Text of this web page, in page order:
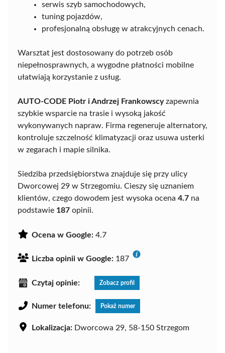
serwis szyb samochodowych,
tuning pojazdów,
profesjonalną obsługę w atrakcyjnych cenach.
Warsztat jest dostosowany do potrzeb osób
niepełnosprawnych, a wygodne płatności mobilne
ułatwiają korzystanie z usług.
AUTO-CODE Piotr i Andrzej Frankowscyzapewnia
szybkie wsparcie na trasie i wysoką jakość
wykonywanych napraw. Firma regeneruje alternatory,
kontroluje szczelność klimatyzacji oraz usuwa usterki
w zegarach i mapie silnika.
Siedziba przedsiębiorstwa znajduje się przy ulicy
Dworcowej 29 w Strzegomiu. Cieszy się uznaniem
klientów, czego dowodem jest wysoka ocena 4.7 na
podstawie 187 opinii.
Ocena w Google: 4.7
Liczba opinii w Google: 187
Czytaj opinie: Zobacz profil
Numer telefonu: Pokaż numer
Lokalizacja: Dworcowa 29, 58-150 Strzegom